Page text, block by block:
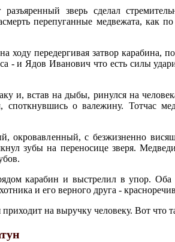
зверь сделал
перепуганные медвежата, как
ходу передергивая затвор карабина,
- и Ядов Иванович что есть силы
и, встав на дыбы, ринулся на
о валежину. Тотчас
окровавленный, с безжизненно
зубы на переносице зверя.
карабин и выстрелил в упор. Оба
и его верного друга -
на выручку человеку. Вот что